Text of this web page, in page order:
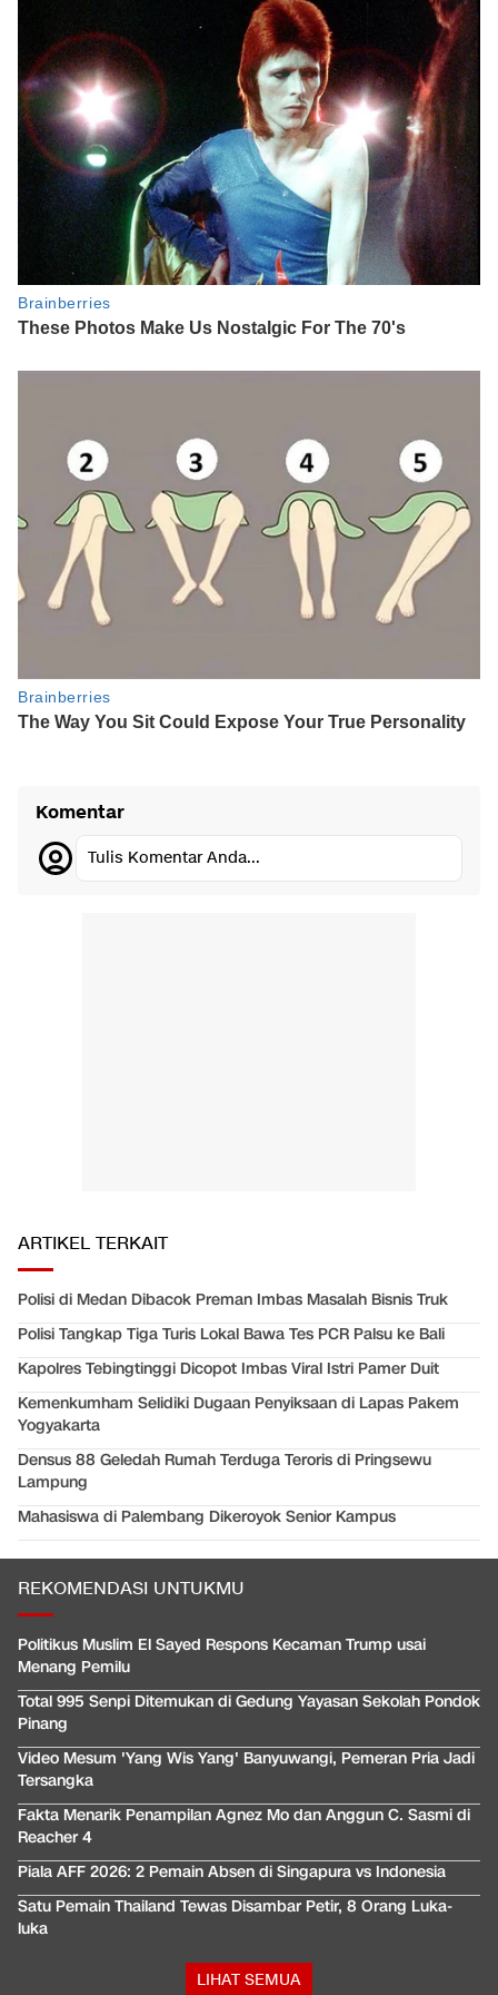
Komentar
Tulis Komentar Anda...
ARTIKEL TERKAIT
Polisi di Medan Dibacok Preman Imbas Masalah Bisnis Truk
Polisi Tangkap Tiga Turis Lokal Bawa Tes PCR Palsu ke Bali
Kapolres Tebingtinggi Dicopot Imbas Viral Istri Pamer Duit
Kemenkumham Selidiki Dugaan Penyiksaan di Lapas Pakem
Yogyakarta
Densus 88 Geledah Rumah Terduga Teroris di Pringsewu
Lampung
Mahasiswa di Palembang Dikeroyok Senior Kampus
REKOMENDASI UNTUKMU
Politikus Muslim El Sayed Respons Kecaman Trump usai
Menang Pemilu
Total 995 Senpi Ditemukan di Gedung Yayasan Sekolah Pondok
Pinang
Video Mesum 'Yang Wis Yang' Banyuwangi, Pemeran Pria Jadi
Tersangka
Fakta Menarik Penampilan Agnez Mo dan Anggun C. Sasmi di
Reacher 4
Piala AFF 2026: 2 Pemain Absen di Singapura vs Indonesia
Satu Pemain Thailand Tewas Disambar Petir, 8 Orang Luka-
luka
LIHAT SEMUA